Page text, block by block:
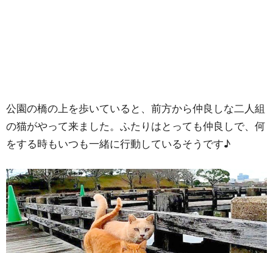
公園の橋の上を歩いていると、前方から仲良しな二人組
の猫がやって来ました。ふたりはとっても仲良しで、何
をする時もいつも一緒に行動しているそうです♪